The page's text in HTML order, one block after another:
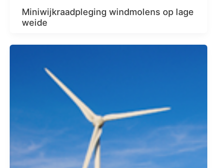
Miniwijkraadpleging windmolens op lage
weide